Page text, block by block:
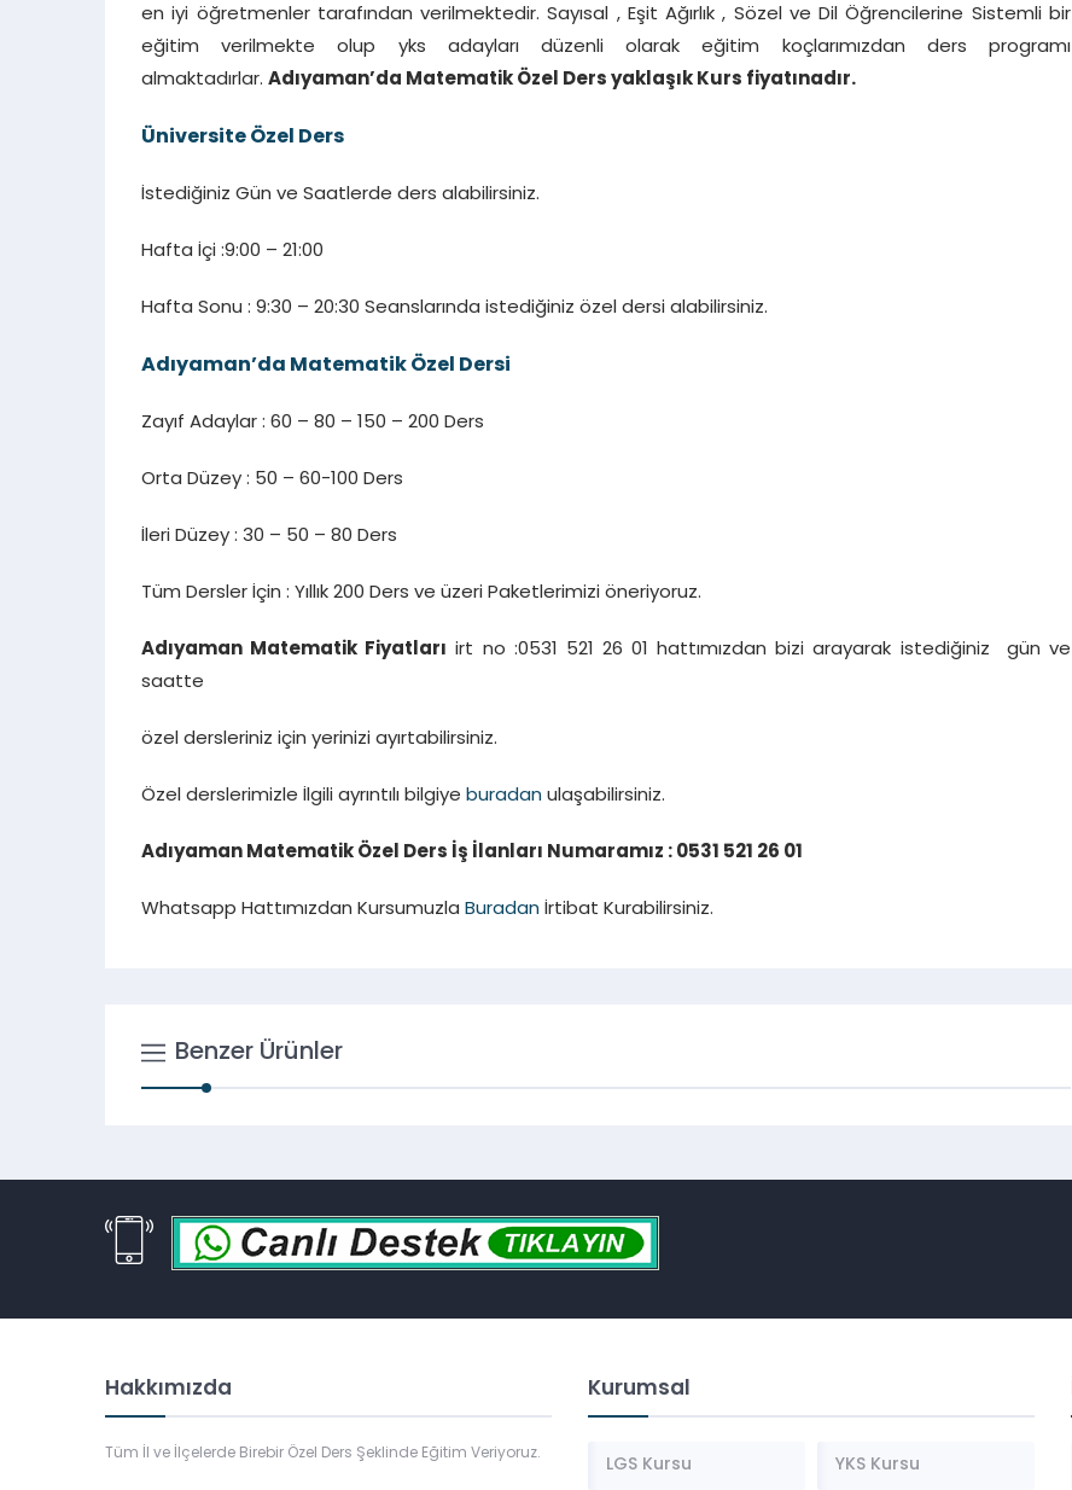
en iyi öğretmenler tarafından verilmektedir. Sayısal , Eşit Ağırlık , Sözel ve Dil Öğrencilerine Sistemli bir
eğitim verilmekte olup yks adayları düzenli olarak eğitim koçlarımızdan ders programı
almaktadırlar. Adıyaman’da Matematik Özel Ders yaklaşık Kurs fiyatınadır.
Üniversite Özel Ders
İstediğiniz Gün ve Saatlerde ders alabilirsiniz.
Hafta İçi :9:00 – 21:00
Hafta Sonu : 9:30 – 20:30 Seanslarında istediğiniz özel dersi alabilirsiniz.
Adıyaman’da Matematik Özel Dersi
Zayıf Adaylar : 60 – 80 – 150 – 200 Ders
Orta Düzey : 50 – 60-100 Ders
İleri Düzey : 30 – 50 – 80 Ders
Tüm Dersler İçin : Yıllık 200 Ders ve üzeri Paketlerimizi öneriyoruz.
Adıyaman Matematik Fiyatları
irt no :0531 521 26 01 hattımızdan bizi arayarak istediğiniz gün ve
saatte
özel dersleriniz için yerinizi ayırtabilirsiniz.
Özel derslerimizle İlgili ayrıntılı bilgiye buradan ulaşabilirsiniz.
Adıyaman Matematik Özel Ders İş İlanları Numaramız : 0531 521 26 01
Whatsapp Hattımızdan Kursumuzla Buradan İrtibat Kurabilirsiniz.
Benzer Ürünler
Hakkımızda
Tüm İl ve İlçelerde Birebir Özel Ders Şeklinde Eğitim Veriyoruz.
Kurumsal
LGS Kursu YKS Kursu